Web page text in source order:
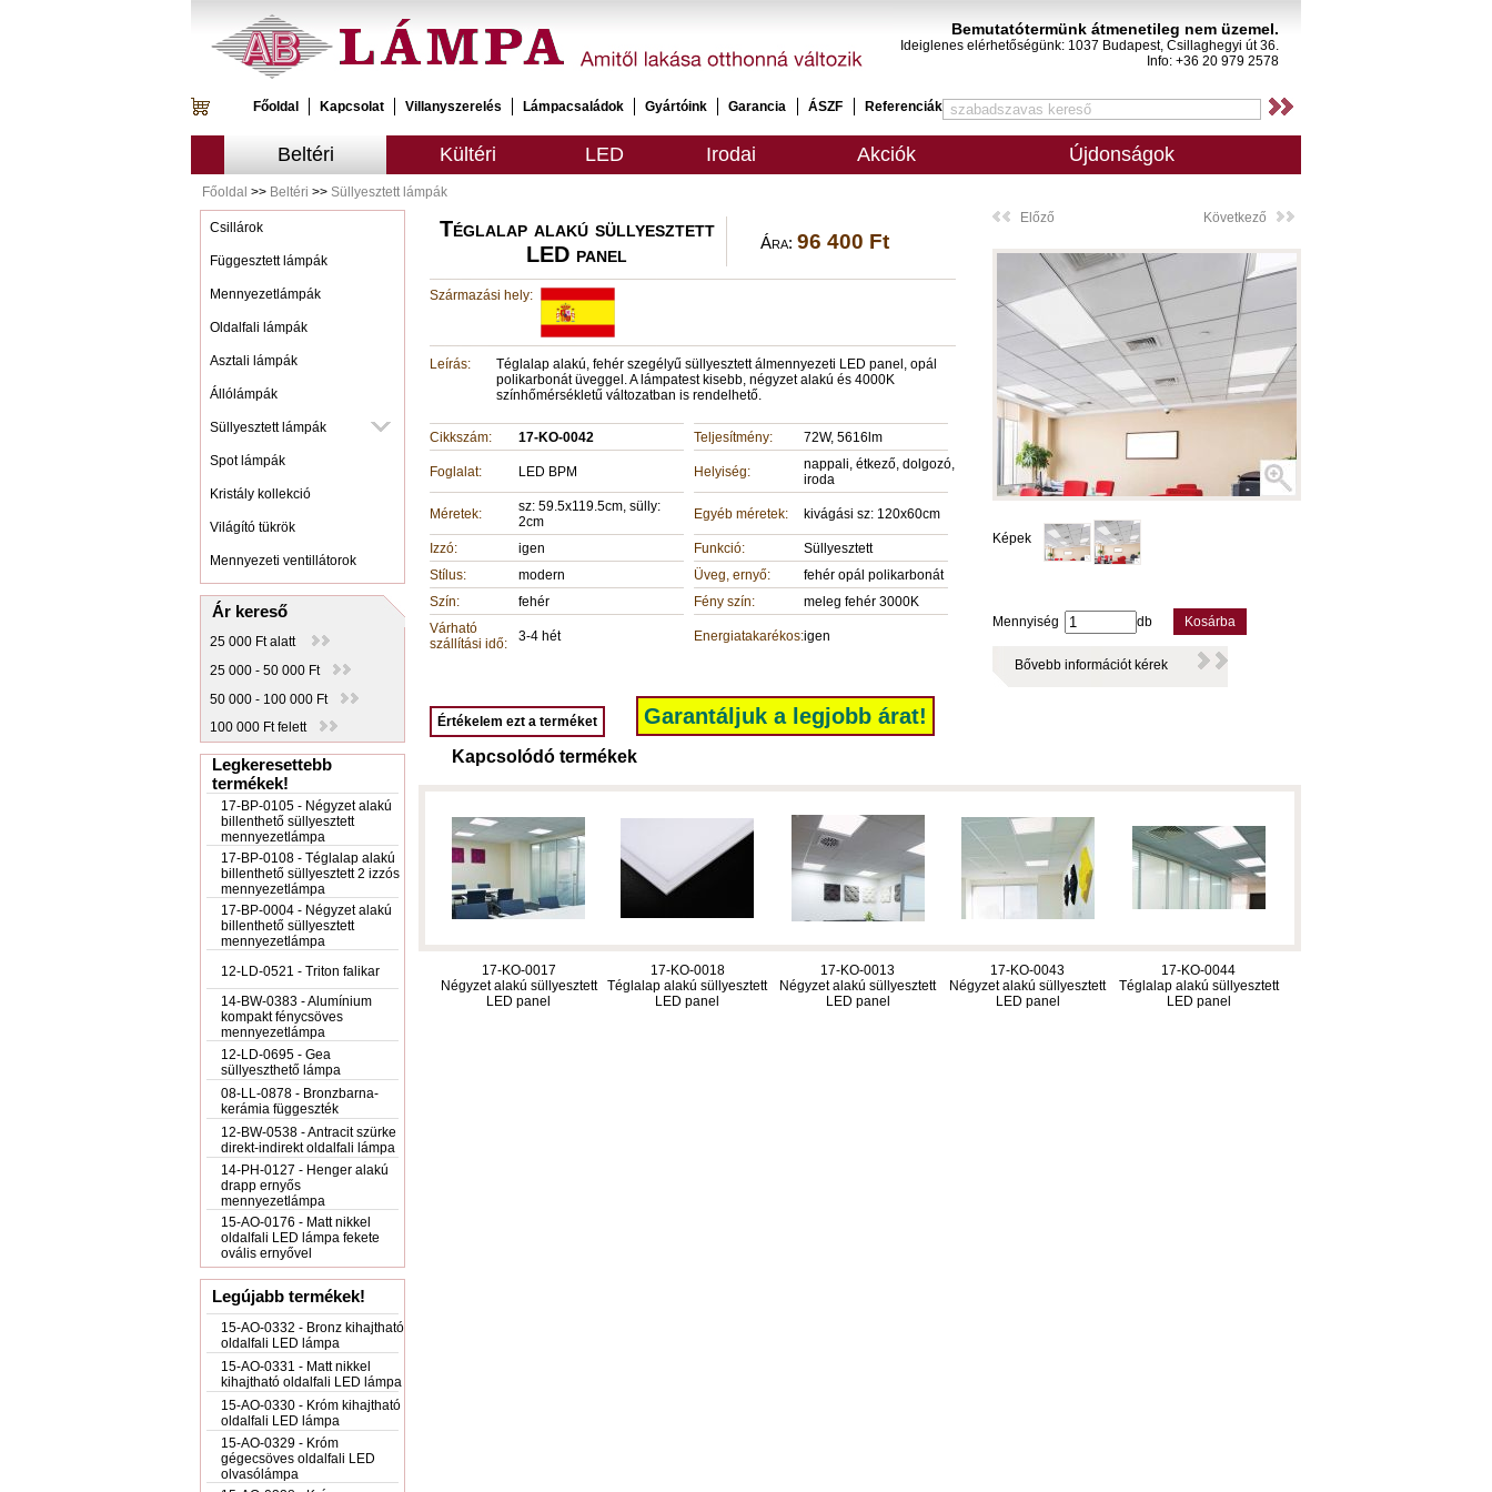
Bemutatótermünk átmenetileg nem üzemel.
Ideiglenes elérhetőségünk: 1037 Budapest, Csillaghegyi út 36.
Info: +36 20 979 2578
Főoldal Kapcsolat Villanyszerelés Lámpacsaládok Gyártóink Garancia ÁSZF Referenciák
Beltéri Kültéri LED Irodai Akciók Újdonságok
Főoldal >> Beltéri >> Süllyesztett lámpák
Csillárok
Függesztett lámpák
Mennyezetlámpák
Oldalfali lámpák
Asztali lámpák
Állólámpák
Süllyesztett lámpák
Spot lámpák
Kristály kollekció
Világító tükrök
Mennyezeti ventillátorok
Ár kereső
25 000 Ft alatt
25 000 - 50 000 Ft
50 000 - 100 000 Ft
100 000 Ft felett
Legkeresettebb
termékek!
17-BP-0105 - Négyzet alakú
billenthető süllyesztett
mennyezetlámpa
17-BP-0108 - Téglalap alakú
billenthető süllyesztett 2 izzós
mennyezetlámpa
17-BP-0004 - Négyzet alakú
billenthető süllyesztett
mennyezetlámpa
12-LD-0521 - Triton falikar
14-BW-0383 - Alumínium
kompakt fénycsöves
mennyezetlámpa
12-LD-0695 - Gea
süllyeszthető lámpa
08-LL-0878 - Bronzbarna-
kerámia függeszték
12-BW-0538 - Antracit szürke
direkt-indirekt oldalfali lámpa
14-PH-0127 - Henger alakú
drapp ernyős
mennyezetlámpa
15-AO-0176 - Matt nikkel
oldalfali LED lámpa fekete
ovális ernyővel
Legújabb termékek!
15-AO-0332 - Bronz kihajtható
oldalfali LED lámpa
15-AO-0331 - Matt nikkel
kihajtható oldalfali LED lámpa
15-AO-0330 - Króm kihajtható
oldalfali LED lámpa
15-AO-0329 - Króm
gégecsöves oldalfali LED
olvasólámpa
Téglalap alakú süllyesztett
LED panel
Ára: 96 400 Ft
Származási hely:
Leírás:
Téglalap alakú, fehér szegélyű süllyesztett álmennyezeti LED panel, opál
polikarbonát üveggel. A lámpatest kisebb, négyzet alakú és 4000K
színhőmérsékletű változatban is rendelhető.
Cikkszám: 17-KO-0042 Teljesítmény: 72W, 5616lm
Foglalat: LED BPM Helyiség:
nappali, étkező, dolgozó,
iroda
Méretek:
sz: 59.5x119.5cm, sülly:
2cm
Egyéb méretek: kivágási sz: 120x60cm
Izzó: igen Funkció:
Süllyesztett
Stílus:
modern Üveg, ernyő:
fehér opál polikarbonát
Szín:
fehér Fény szín:
meleg fehér 3000K
Várható
szállítási idő:
3-4 hét Energiatakarékos:igen
Értékelem ezt a terméket Garantáljuk a legjobb árat!
Előző Következő
Képek
Mennyiség db Kosárba
Bővebb információt kérek
Kapcsolódó termékek
17-KO-0017
Négyzet alakú süllyesztett
LED panel
17-KO-0018
Téglalap alakú süllyesztett
LED panel
17-KO-0013
Négyzet alakú süllyesztett
LED panel
17-KO-0043
Négyzet alakú süllyesztett
LED panel
17-KO-0044
Téglalap alakú süllyesztett
LED panel